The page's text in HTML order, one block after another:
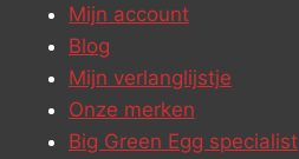
Mijn account
Blog
Mijn verlanglijstje
Onze merken
Big Green Egg specialist